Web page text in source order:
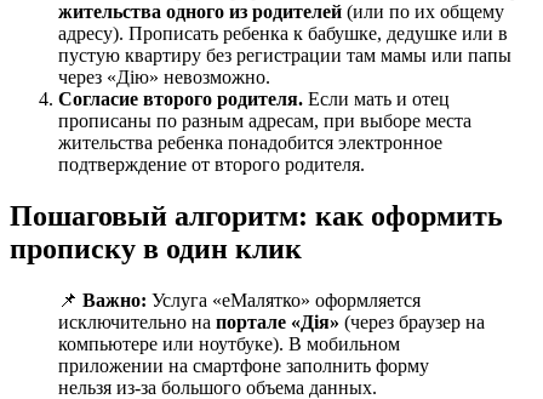
жительства одного из родителей (или по их общему
адресу). Прописать ребенка к бабушке, дедушке или в
пустую квартиру без регистрации там мамы или папы
через «Дію» невозможно.
Согласие второго родителя. Если мать и отец
прописаны по разным адресам, при выборе места
жительства ребенка понадобится электронное
подтверждение от второго родителя.
Пошаговый алгоритм: как оформить
прописку в один клик
📌 Важно: Услуга «еМалятко» оформляется
исключительно на портале «Дія» (через браузер на
компьютере или ноутбуке). В мобильном
приложении на смартфоне заполнить форму
нельзя из-за большого объема данных.